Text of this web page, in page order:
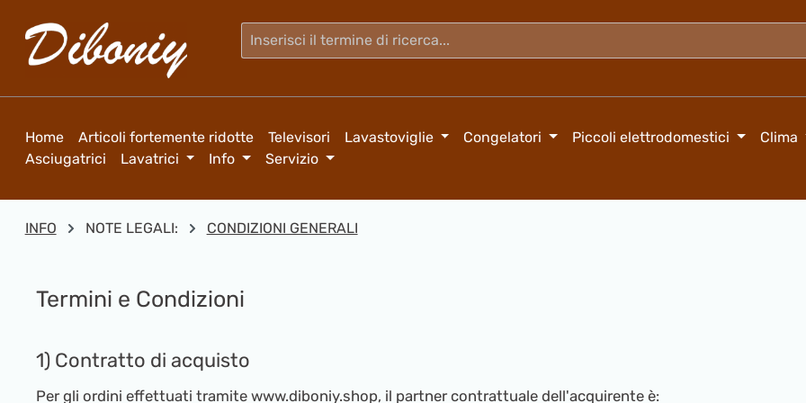
al contenuto principale
Salta alla ricerca
Passa alla navigazione principale
Home Articoli fortemente ridotte Televisori Lavastoviglie Congelatori Piccoli elettrodomestici Clima
Asciugatrici
Lavatrici Info Servizio
INFO NOTE LEGALI: CONDIZIONI GENERALI
Termini e Condizioni
1) Contratto di acquisto
Per gli ordini effettuati tramite www.diboniy.shop, il partner contrattuale dell'acquirente è: